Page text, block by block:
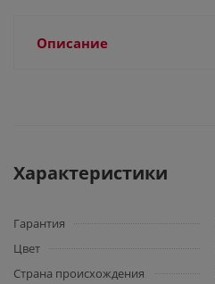
Описание
Характеристики
Гарантия
Цвет
Страна происхождения